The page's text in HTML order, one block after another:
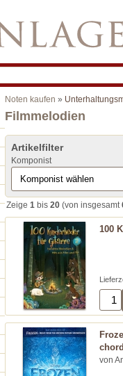
Noten kaufen »
Filmmelodien
Artikelfilter
Komponist
Zeige 1 bis 20 (von insgesamt
100
von